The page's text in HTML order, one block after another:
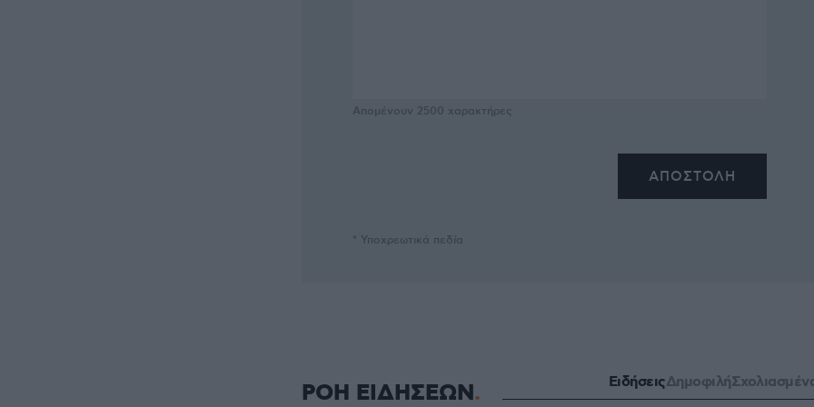
Απομένουν 2500 χαρακτήρες
* Υποχρεωτικά πεδία
ΡΟΗ ΕΙΔΗΣΕΩΝ ΕιδήσειςΔημοφιλή